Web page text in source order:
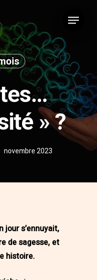
» ?
novembre 2023
jour s’ennuyait,
de sagesse, et
histoire.